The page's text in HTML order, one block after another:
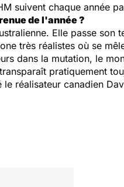
suivent chaque année
de l'année ?
Elle passe son
très réalistes où se
dans la mutation, le
pratiquement
le réalisateur canadien